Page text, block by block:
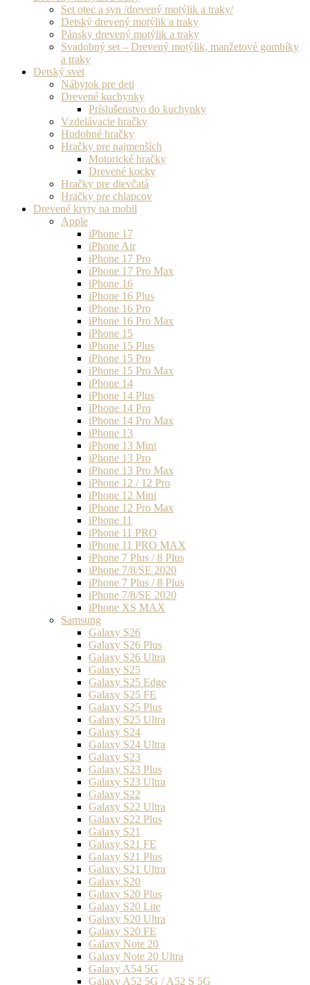
Set otec a syn /drevený motýlik a traky/
Detský drevený motýlik a traky
Pánsky drevený motýlik a traky
Svadobný set – Drevený motýlik, manžetové gombíky
a traky
Detský svet
Nábytok pre deti
Drevené kuchynky
Príslušenstvo do kuchynky
Vzdelávacie hračky
Hudobné hračky
Hračky pre najmenších
Motorické hračky
Drevené kocky
Hračky pre dievčatá
Hračky pre chlapcov
Drevené kryty na mobil
Apple
iPhone 17
iPhone Air
iPhone 17 Pro
iPhone 17 Pro Max
iPhone 16
iPhone 16 Plus
iPhone 16 Pro
iPhone 16 Pro Max
iPhone 15
iPhone 15 Plus
iPhone 15 Pro
iPhone 15 Pro Max
iPhone 14
iPhone 14 Plus
iPhone 14 Pro
iPhone 14 Pro Max
iPhone 13
iPhone 13 Mini
iPhone 13 Pro
iPhone 13 Pro Max
iPhone 12 / 12 Pro
iPhone 12 Mini
iPhone 12 Pro Max
iPhone 11
iPhone 11 PRO
iPhone 11 PRO MAX
iPhone 7 Plus / 8 Plus
iPhone 7/8/SE 2020
iPhone 7 Plus / 8 Plus
iPhone 7/8/SE 2020
iPhone XS MAX
Samsung
Galaxy S26
Galaxy S26 Plus
Galaxy S26 Ultra
Galaxy S25
Galaxy S25 Edge
Galaxy S25 FE
Galaxy S25 Plus
Galaxy S25 Ultra
Galaxy S24
Galaxy S24 Ultra
Galaxy S23
Galaxy S23 Plus
Galaxy S23 Ultra
Galaxy S22
Galaxy S22 Ultra
Galaxy S22 Plus
Galaxy S21
Galaxy S21 FE
Galaxy S21 Plus
Galaxy S21 Ultra
Galaxy S20
Galaxy S20 Plus
Galaxy S20 Lite
Galaxy S20 Ultra
Galaxy S20 FE
Galaxy Note 20
Galaxy Note 20 Ultra
Galaxy A54 5G
Galaxy A52 5G / A52 S 5G